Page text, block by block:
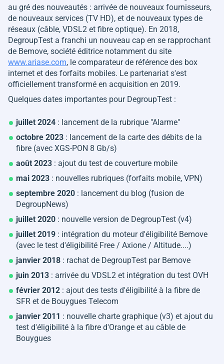
au gré des nouveautés : arrivée de nouveaux fournisseurs,
de nouveaux services (TV HD), et de nouveaux types de
réseaux (câble, VDSL2 et fibre optique). En 2018,
DegroupTest a franchi un nouveau cap en se rapprochant
de Bemove, société éditrice notamment du site
www.ariase.com, le comparateur de référence des box
internet et des forfaits mobiles. Le partenariat s'est
officiellement transformé en acquisition en 2019.
Quelques dates importantes pour DegroupTest :
juillet 2024 : lancement de la rubrique "Alarme"
octobre 2023 : lancement de la carte des débits de la
fibre (avec XGS-PON 8 Gb/s)
août 2023 : ajout du test de couverture mobile
mai 2023 : nouvelles rubriques (forfaits mobile, VPN)
septembre 2020 : lancement du blog (fusion de
DegroupNews)
juillet 2020 : nouvelle version de DegroupTest (v4)
juillet 2019 : intégration du moteur d'éligibilité Bemove
(avec le test d'éligibilité Free / Axione / Altitude....)
janvier 2018 : rachat de DegroupTest par Bemove
juin 2013 : arrivée du VDSL2 et intégration du test OVH
février 2012 : ajout des tests d'éligibilité à la fibre de
SFR et de Bouygues Telecom
janvier 2011 : nouvelle charte graphique (v3) et ajout du
test d'éligibilité à la fibre d'Orange et au câble de
Bouygues